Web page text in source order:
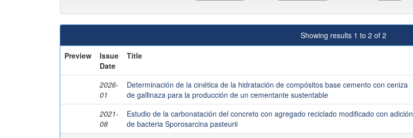
Showing results 1 to 2 of 2
Preview
Issue
Date
Title
2026-
01
Determinación de la cinética de la hidratación de compósitos base cemento con ceniza
de gallinaza para la producción de un cementante sustentable
2021-
08
Estudio de la carbonatación del concreto con agregado reciclado modificado con adición
de bacteria Sporosarcina pasteurii